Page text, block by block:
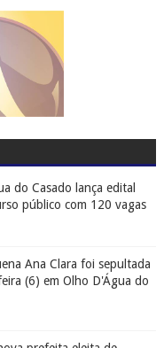
do Casado lança edital
público com 120 vagas
Ana Clara foi sepultada
(6) em Olho D'Água do